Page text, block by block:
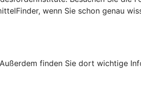
wenn Sie schon genau
finden Sie dort wichtige